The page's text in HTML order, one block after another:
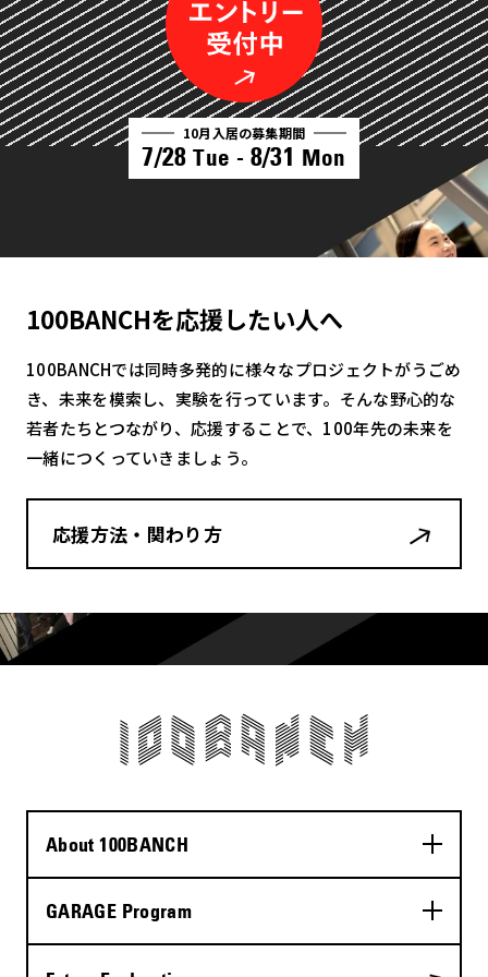
10月入居の募集期間
7/28 Tue - 8/31 Mon
100BANCHを応援したい人へ
100BANCHでは同時多発的に様々なプロジェクトがうごめ
き、未来を模索し、実験を行っています。そんな野心的な
若者たちとつながり、応援することで、100年先の未来を
一緒につくっていきましょう。
応援方法・関わり方
About 100BANCH
GARAGE Program